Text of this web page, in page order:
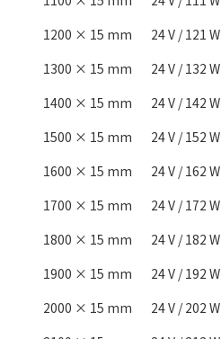
1200 × 15 mm 24 V / 121 W
1300 × 15 mm 24 V / 132 W
1400 × 15 mm 24 V / 142 W
1500 × 15 mm 24 V / 152 W
1600 × 15 mm 24 V / 162 W
1700 × 15 mm 24 V / 172 W
1800 × 15 mm 24 V / 182 W
1900 × 15 mm 24 V / 192 W
2000 × 15 mm 24 V / 202 W